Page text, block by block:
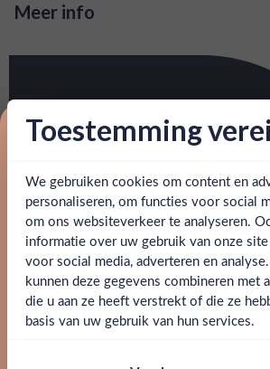
Ben jij 18 jaar of
Ja
Meer info
: voor 15:00, morgen in
Behulpzameen goed bereikbare
Met een boeket vol Scandinavische
herkomst eer aan. Op de neus ontdek je
SPECIFICATIES
Alcohol 42.60%
Merk Kyro
Toestemming
We gebruiken cookies om content en
personaliseren, om functies voor social
om ons websiteverkeer te analyseren.
informatie over uw gebruik van onze
voor social media, adverteren en
kunnen deze gegevens combineren met
die u aan ze heeft verstrekt of die ze
basis van uw gebruik van hun services.
Proost op je eerste
Schrijf je in en ontvang direct 5%
bestelling.
Email
Claim mijn korting